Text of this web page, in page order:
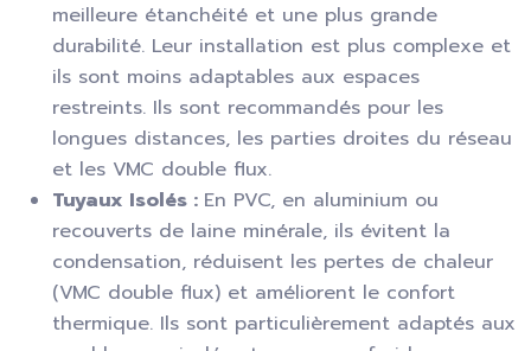
meilleure étanchéité et une plus grande
durabilité. Leur installation est plus complexe et
ils sont moins adaptables aux espaces
restreints. Ils sont recommandés pour les
longues distances, les parties droites du réseau
et les VMC double flux.
Tuyaux Isolés : En PVC, en aluminium ou
recouverts de laine minérale, ils évitent la
condensation, réduisent les pertes de chaleur
(VMC double flux) et améliorent le confort
thermique. Ils sont particulièrement adaptés aux